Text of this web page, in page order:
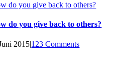
do you give back to others?
do you give back to others?
2015|123 Comments